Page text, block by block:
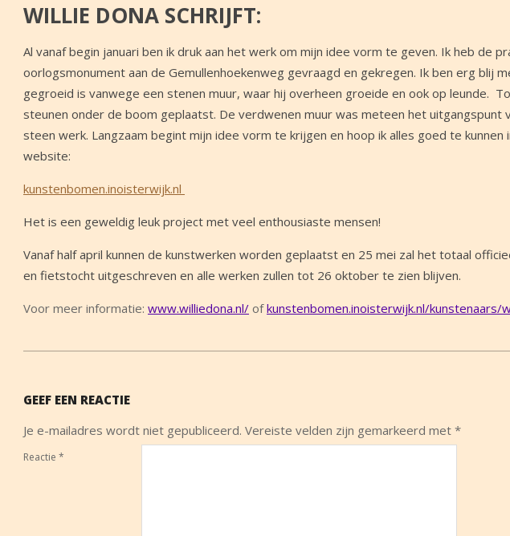
WILLIE DONA SCHRIJFT:
Al vanaf begin januari ben ik druk aan het werk om mijn idee vorm te geven. Ik heb de
oorlogsmonument aan de Gemullenhoekenweg gevraagd en gekregen. Ik ben erg blij
gegroeid is vanwege een stenen muur, waar hij overheen groeide en ook op leunde.
steunen onder de boom geplaatst. De verdwenen muur was meteen het uitgangspunt
steen werk. Langzaam begint mijn idee vorm te krijgen en hoop ik alles goed te
website:
kunstenbomen.inoisterwijk.nl
Het is een geweldig leuk project met veel enthousiaste mensen!
Vanaf half april kunnen de kunstwerken worden geplaatst en 25 mei zal het totaal
en fietstocht uitgeschreven en alle werken zullen tot 26 oktober te zien blijven.
Voor meer informatie: www.williedona.nl/ ofkunstenbomen.inoisterwijk.nl/kunstenaars/
27
GEEF EEN REACTIE
Je e-mailadres wordt niet gepubliceerd. Vereiste velden zijn gemarkeerd met *
Reactie *